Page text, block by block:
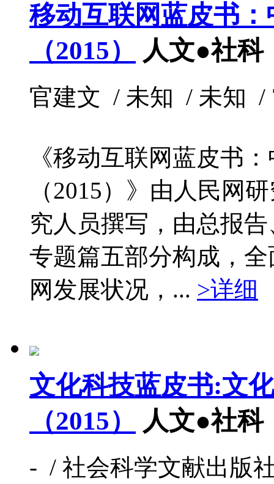
移动互联网蓝皮书
（2015）
人文●社科
官建文 / 未知 / 未知 /
《移动互联网蓝皮书
（2015）》由人民网
究人员撰写，由总报
专题篇五部分构成，
网发展状况，... >详细
文化科技蓝皮书:文
（2015）
人文●社科
- / 社会科学文献出版